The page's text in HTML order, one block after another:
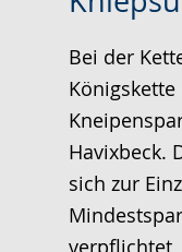
wird
angezeigt.
Bei der
Havixbeck.
sich zur
verpflichtet,